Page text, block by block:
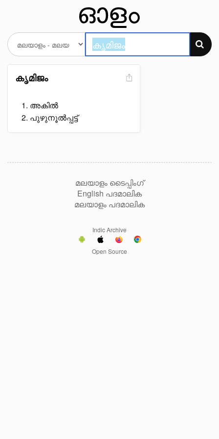
കൃമിജം
അകിൽ
പുഴുനൂൽപ്പട്ട്
മലയാളം ടൈപ്പിംഗ്
English പദമാലിക
മലയാളം പദമാലിക
Indic Archive
Open Source